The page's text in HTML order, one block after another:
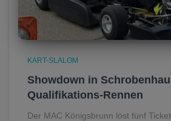
KART-SLALOM
Showdown in
Qualifikations-Rennen
Der MAC Königsbrunn löst fünf